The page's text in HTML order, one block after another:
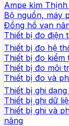
Ampe kìm
Bộ nguồn, máy
Đồng hồ vạn
Thiết bị đo điện
Thiết bị đo hệ
Thiết bị đo kiểm
Thiết bị đo môi
Thiết bị đo và
Thiết bị ghi
Thiết bị ghi dữ
Thiết bị ghi và
năng